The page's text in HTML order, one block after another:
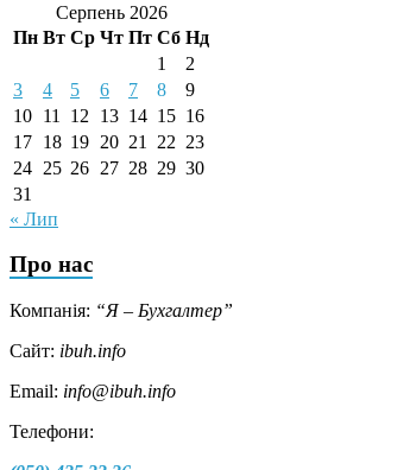
Серпень 2026
Пн Вт Ср Чт Пт Сб Нд
1
2
3
4 5 6 7 8
9
10 11 12 13 14 15 16
17 18 19 20 21 22 23
24 25 26 27 28 29 30
31
« Лип
Про нас
Компанія: “Я – Бухгалтер”
Сайт: ibuh.info
Email: info@ibuh.info
Телефони: